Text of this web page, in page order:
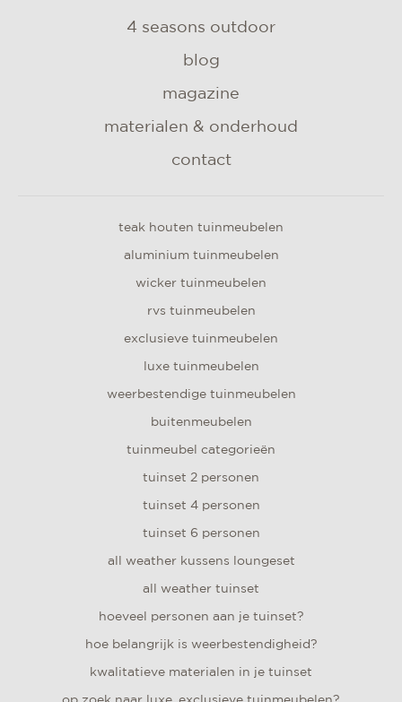
4 seasons outdoor
blog
magazine
materialen & onderhoud
contact
teak houten tuinmeubelen
aluminium tuinmeubelen
wicker tuinmeubelen
rvs tuinmeubelen
exclusieve tuinmeubelen
luxe tuinmeubelen
weerbestendige tuinmeubelen
buitenmeubelen
tuinmeubel categorieën
tuinset 2 personen
tuinset 4 personen
tuinset 6 personen
all weather kussens loungeset
all weather tuinset
hoeveel personen aan je tuinset?
hoe belangrijk is weerbestendigheid?
kwalitatieve materialen in je tuinset